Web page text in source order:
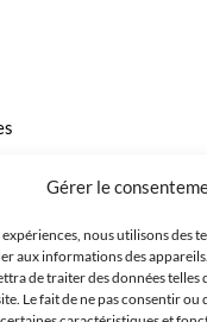
Gérer le
nous utilisons des
aux informations des
de traiter des données
Le fait de ne pas consentir